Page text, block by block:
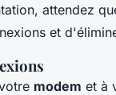
attendez
et
modem et à